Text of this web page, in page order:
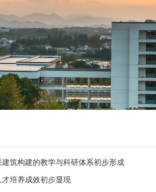
筑构建的教学与科研体系初步形成
才培养成效初步显现